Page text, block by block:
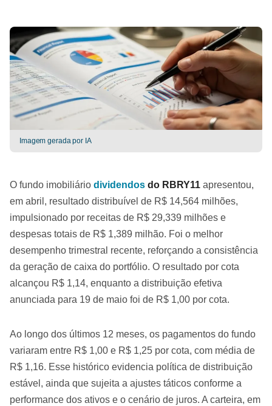
Imagem gerada por IA
O fundo imobiliário dividendos do RBRY11 apresentou,
em abril, resultado distribuível de R$ 14,564 milhões,
impulsionado por receitas de R$ 29,339 milhões e
despesas totais de R$ 1,389 milhão. Foi o melhor
desempenho trimestral recente, reforçando a consistência
da geração de caixa do portfólio. O resultado por cota
alcançou R$ 1,14, enquanto a distribuição efetiva
anunciada para 19 de maio foi de R$ 1,00 por cota.
Ao longo dos últimos 12 meses, os pagamentos do fundo
variaram entre R$ 1,00 e R$ 1,25 por cota, com média de
R$ 1,16. Esse histórico evidencia política de distribuição
estável, ainda que sujeita a ajustes táticos conforme a
performance dos ativos e o cenário de juros. A carteira, em